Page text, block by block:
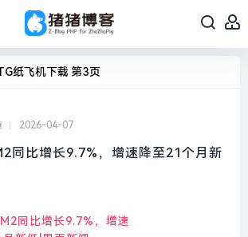
纸飞机下载 第3页
2026-04-07
同比增长9.7%，增速降至21个月新